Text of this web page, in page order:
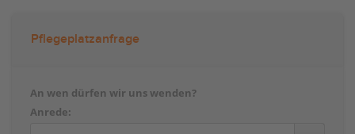
Pflegeplatzanfrage
An wen dürfen wir uns wenden?
Anrede: